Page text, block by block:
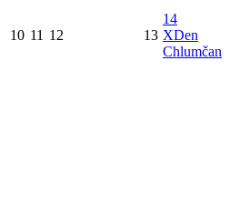
10 11 12 13
14
XDen
Chlumčan